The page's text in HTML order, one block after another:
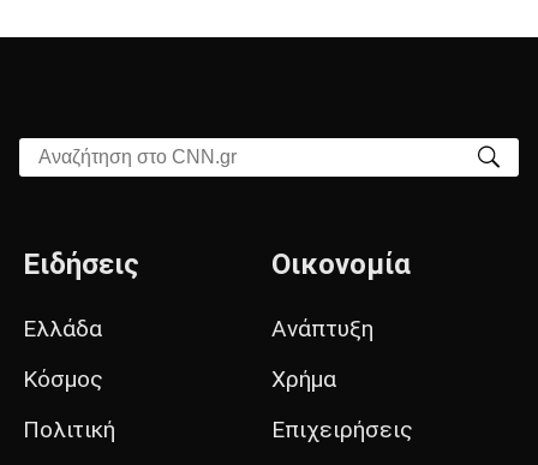
Αναζήτηση στο CNN.gr
Ειδήσεις
Ελλάδα
Κόσμος
Πολιτική
Οικονομία
Ανάπτυξη
Χρήμα
Επιχειρήσεις